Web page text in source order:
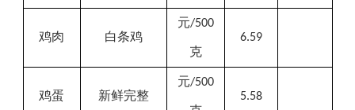
鸡肉 白条鸡
元/500
克
6.59
鸡蛋 新鲜完整
元/500
5.58